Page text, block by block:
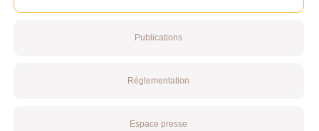
Publications
Réglementation
Espace presse